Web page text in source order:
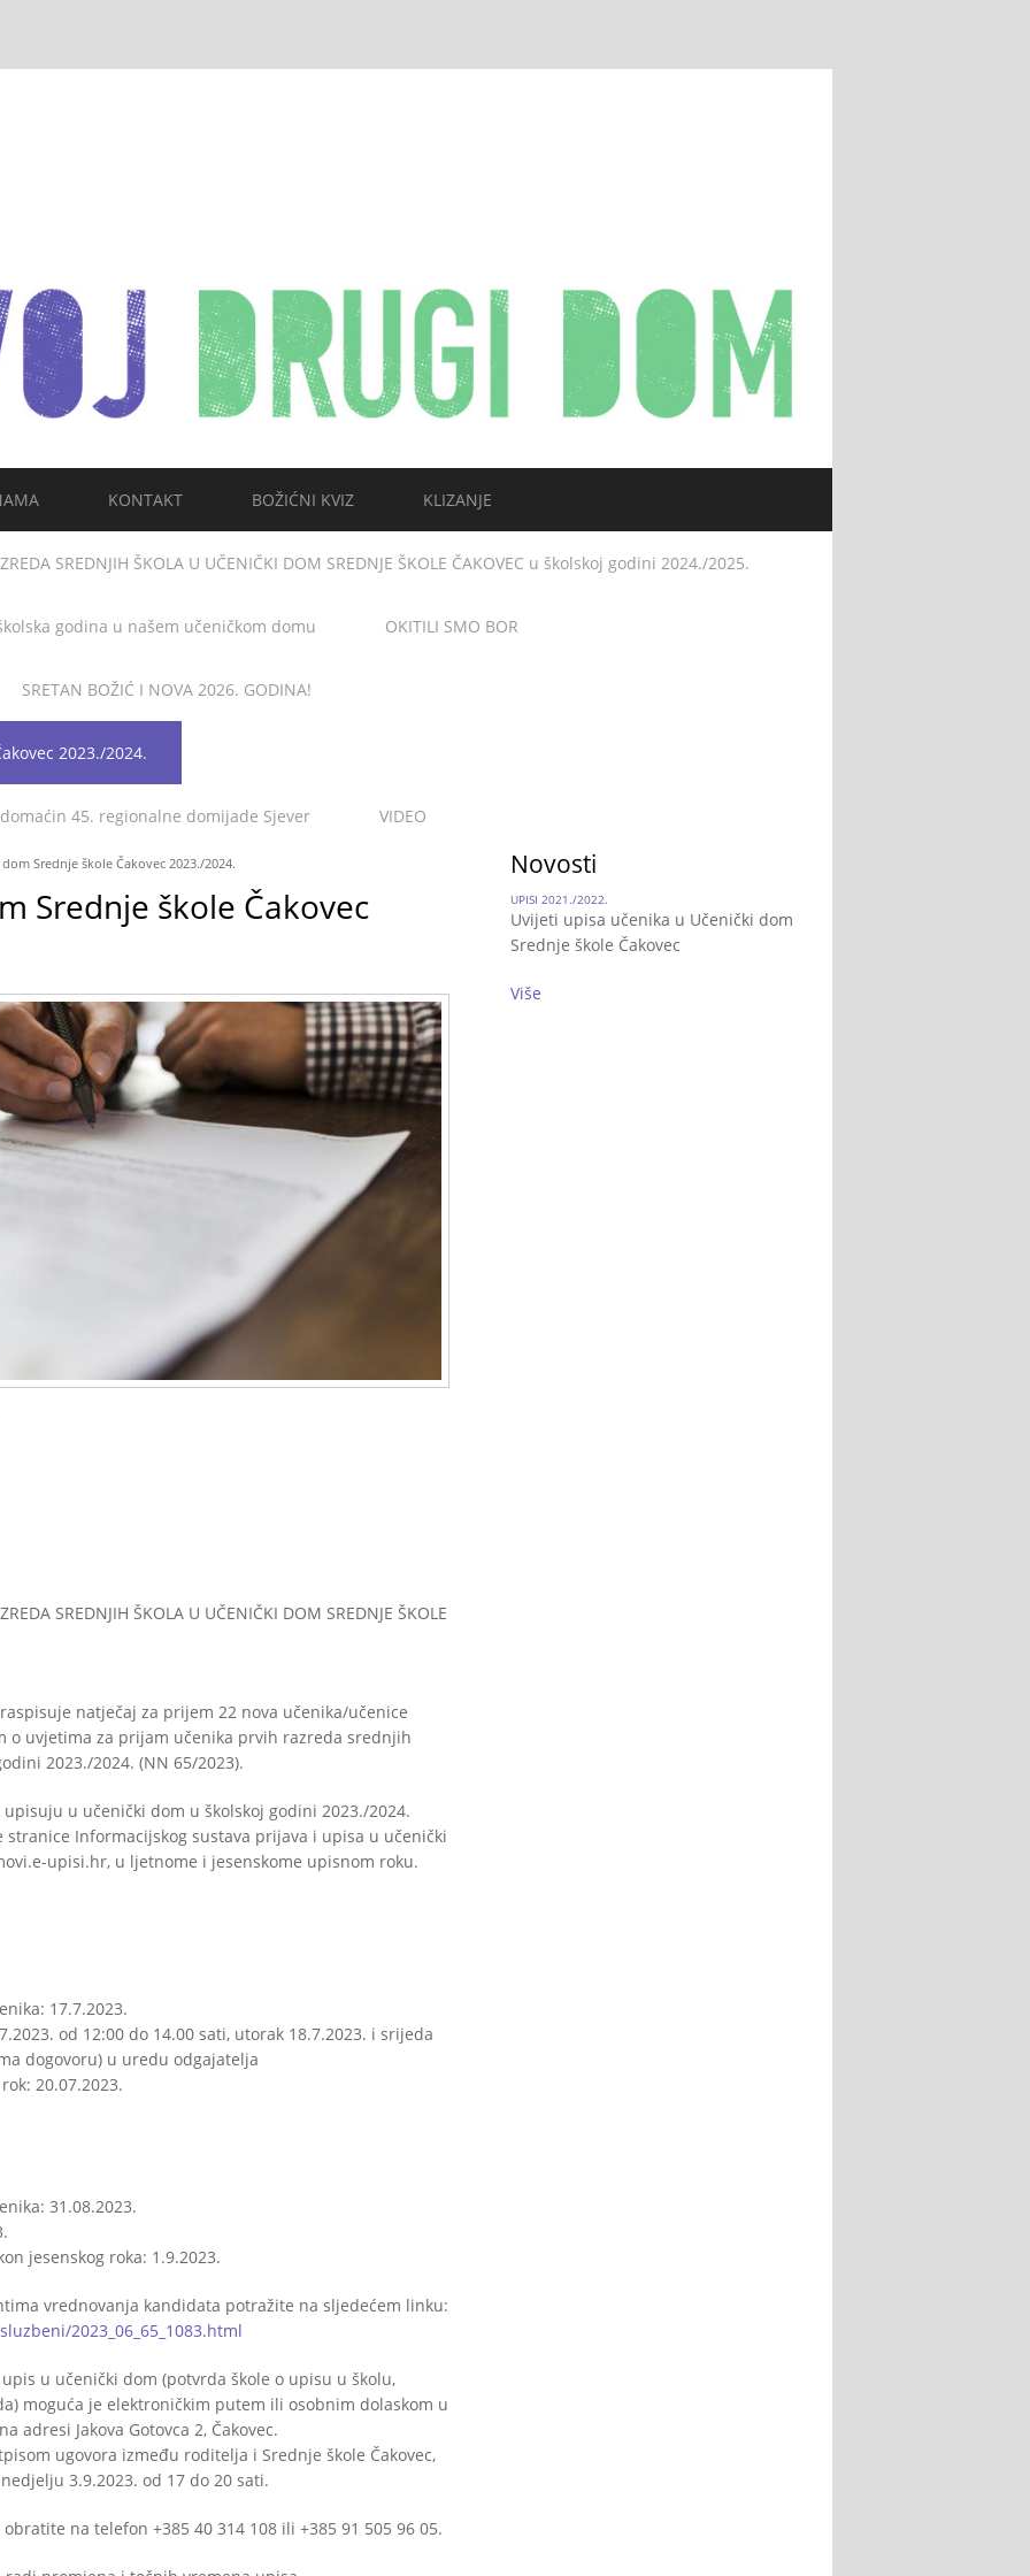
KONTAKT BOŽIĆNI KVIZ KLIZANJE
SREDNJIH ŠKOLA U UČENIČKI DOM SREDNJE ŠKOLE ČAKOVEC u školskoj godini 2024./2025.
godina u našem učeničkom domu OKITILI SMO BOR
SRETAN BOŽIĆ I NOVA 2026. GODINA!
2023./2024.
45. regionalne domijade Sjever VIDEO
Srednje škole Čakovec 2023./2024.
Srednje škole Čakovec
SREDNJIH ŠKOLA U UČENIČKI DOM SREDNJE ŠKOLE
natječaj za prijem 22 nova učenika/učenice
o uvjetima za prijam učenika prvih razreda srednjih
2023./2024. (NN 65/2023).
u učenički dom u školskoj godini 2023./2024.
Informacijskog sustava prijava i upisa u učenički
upisi.hr, u ljetnome i jesenskome upisnom roku.
17.7.2023.
od 12:00 do 14.00 sati, utorak 18.7.2023. i srijeda
dogovoru) u uredu odgajatelja
20.07.2023.
31.08.2023.
jesenskog roka: 1.9.2023.
vrednovanja kandidata potražite na sljedećem linku:
2023_06_65_1083.html
u učenički dom (potvrda škole o upisu u školu,
moguća je elektroničkim putem ili osobnim dolaskom u
adresi Jakova Gotovca 2, Čakovec.
ugovora između roditelja i Srednje škole Čakovec,
3.9.2023. od 17 do 20 sati.
na telefon +385 40 314 108 ili +385 91 505 96 05.
Novosti
UPISI 2021./2022.
Uvijeti upisa učenika u Učenički dom
Srednje škole Čakovec
Više